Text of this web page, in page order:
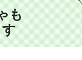
も